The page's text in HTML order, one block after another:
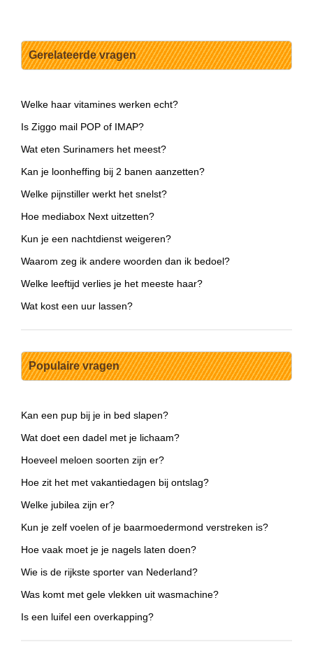
Gerelateerde vragen
Welke haar vitamines werken echt?
Is Ziggo mail POP of IMAP?
Wat eten Surinamers het meest?
Kan je loonheffing bij 2 banen aanzetten?
Welke pijnstiller werkt het snelst?
Hoe mediabox Next uitzetten?
Kun je een nachtdienst weigeren?
Waarom zeg ik andere woorden dan ik bedoel?
Welke leeftijd verlies je het meeste haar?
Wat kost een uur lassen?
Populaire vragen
Kan een pup bij je in bed slapen?
Wat doet een dadel met je lichaam?
Hoeveel meloen soorten zijn er?
Hoe zit het met vakantiedagen bij ontslag?
Welke jubilea zijn er?
Kun je zelf voelen of je baarmoedermond verstreken is?
Hoe vaak moet je je nagels laten doen?
Wie is de rijkste sporter van Nederland?
Was komt met gele vlekken uit wasmachine?
Is een luifel een overkapping?